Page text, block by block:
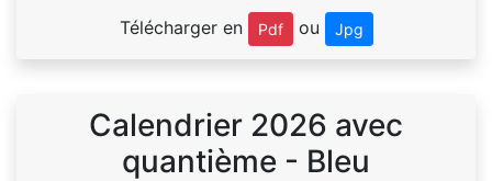
Télécharger en Pdf ou Jpg
Calendrier 2026 avec
quantième - Bleu